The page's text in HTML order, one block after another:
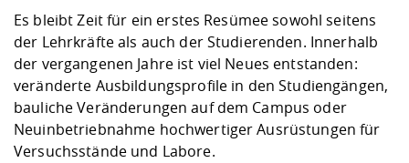
Digitales Lernen
Fremdsprachen
Angebote der
Arbeit
Internationale
Förderverein
Es bleibt Zeit für ein erstes Resümee sowohl seitens
der Lehrkräfte als auch der Studierenden. Innerhalb
der vergangenen Jahre ist viel Neues entstanden:
veränderte Ausbildungsprofile in den Studiengängen,
bauliche Veränderungen auf dem Campus oder
Neuinbetriebnahme hochwertiger Ausrüstungen für
Versuchsstände und Labore.